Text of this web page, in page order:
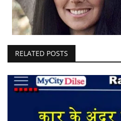
RELATED POSTS